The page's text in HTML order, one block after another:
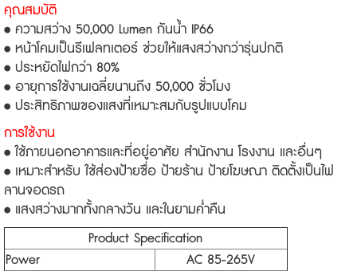
คุณสมบัติ
• ความสว่าง 50,000 Lumen กันน้ำ IP66
• หน้าโคมเป็นรีเฟลทเตอร์ ช่วยให้แสงสว่างกว่ารุ่นปกติ
• ประหยัดไฟกว่า 80%
• อายุการใช้งานเฉลี่ยนานถึง 50,000 ชั่วโมง
• ประสิทธิภาพของแสงที่เหมาะสมกับรูปแบบโคม
การใช้งาน
• ใช้ภายนอกอาคารและที่อยู่อาศัย สำนักงาน โรงงาน และอื่นๆ
• เหมาะสำหรับ ใช้ส่องป้ายชื่อ ป้ายร้าน ป้ายโฆษณา ติดตั้งเป็นไฟ
ลานจอดรถ
• แสงสว่างมากทั้งกลางวัน และในยามค่ำคืน
Product Specification
Power
AC 85-265V